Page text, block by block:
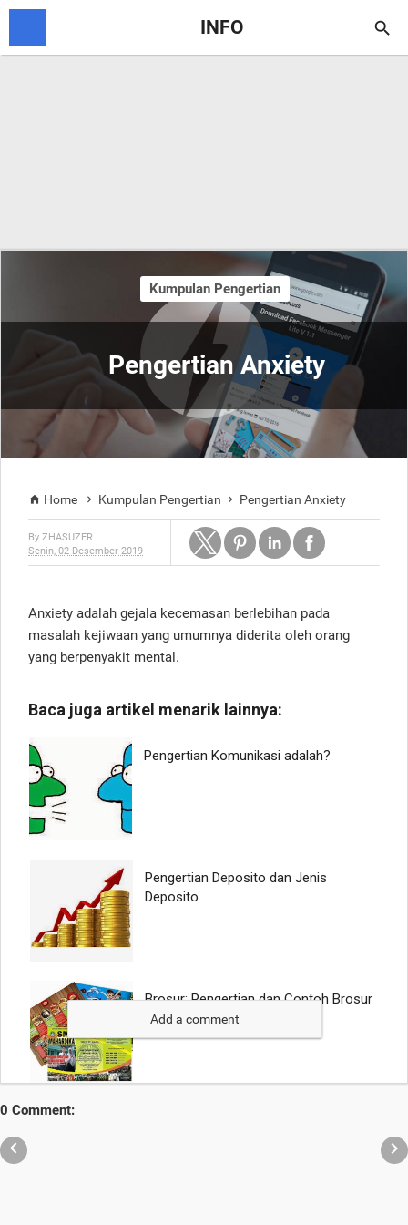
INFO 
Pengertian Anxiety
Kumpulan Pengertian
 Home  Kumpulan Pengertian  Pengertian Anxiety
By ZHASUZER
Senin, 02 Desember 2019
Anxiety adalah gejala kecemasan berlebihan pada
masalah kejiwaan yang umumnya diderita oleh orang
yang berpenyakit mental.
Add a comment
0 Comment:
 